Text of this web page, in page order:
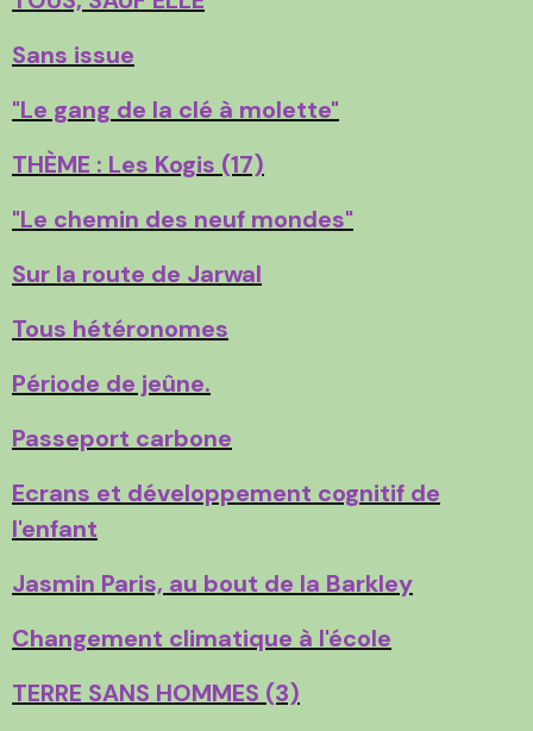
Sans issue
"Le gang de la clé à molette"
THÈME : Les Kogis (17)
"Le chemin des neuf mondes"
Sur la route de Jarwal
Tous hétéronomes
Période de jeûne.
Passeport carbone
Ecrans et développement cognitif de
l'enfant
Jasmin Paris, au bout de la Barkley
Changement climatique à l'école
TERRE SANS HOMMES (3)